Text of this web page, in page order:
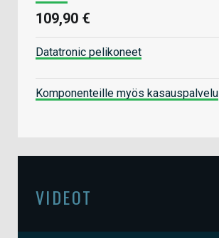
109,90 €
Datatronic pelikoneet
Komponenteille myös kasauspalvelu
VIDEOT